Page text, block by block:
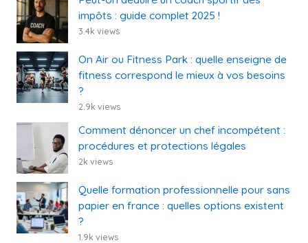
impôts : guide complet 2025 !
3.4k views
On Air ou Fitness Park : quelle enseigne de
fitness correspond le mieux à vos besoins
?
2.9k views
Comment dénoncer un chef incompétent :
procédures et protections légales
2k views
Quelle formation professionnelle pour sans
papier en france : quelles options existent
?
1.9k views